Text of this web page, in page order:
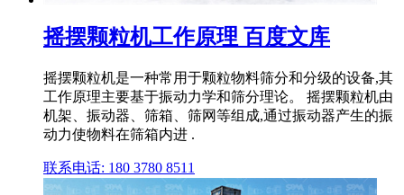
摇摆颗粒机工作原理 百度文库
摇摆颗粒机是一种常用于颗粒物料筛分和分级的设备,其
工作原理主要基于振动力学和筛分理论。 摇摆颗粒机由
机架、振动器、筛箱、筛网等组成,通过振动器产生的振
动力使物料在筛箱内进 .
联系电话: 180 3780 8511